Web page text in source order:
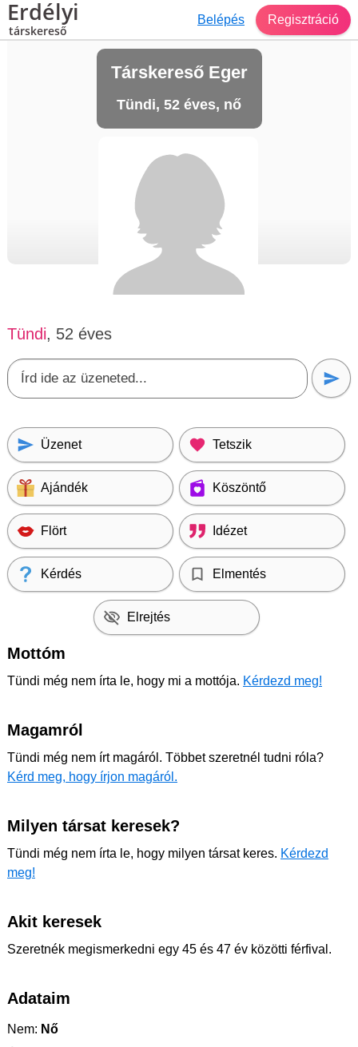
Erdélyi
társkereső
Belépés Regisztráció
Társkereső Eger
Tündi, 52 éves, nő
Tündi, 52 éves
Üzenet Tetszik
Ajándék Köszöntő
Flört Idézet
Kérdés Elmentés
Elrejtés
Mottóm
Tündi még nem írta le, hogy mi a mottója. Kérdezd meg!
Magamról
Tündi még nem írt magáról. Többet szeretnél tudni róla?
Kérd meg, hogy írjon magáról.
Milyen társat keresek?
Tündi még nem írta le, hogy milyen társat keres. Kérdezd
meg!
Akit keresek
Szeretnék megismerkedni egy 45 és 47 év közötti férfival.
Adataim
Nem: Nő